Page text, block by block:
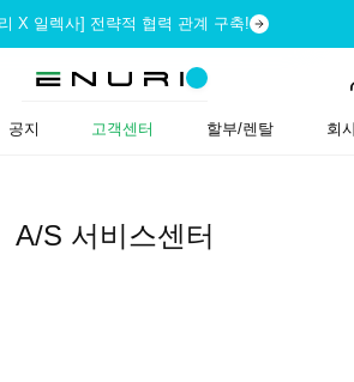
X 일렉사] 전략적 협력 관계 구축!
공지 고객센터 할부/렌탈 회
A/S 서비스센터